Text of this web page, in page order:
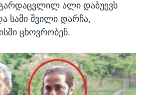
გარდაცვლილ ალი დაბუევს
სამი შვილი დარჩა,
ცხოვრობენ.